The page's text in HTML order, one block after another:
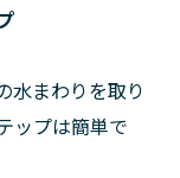
水まわりを取り
ップは簡単で